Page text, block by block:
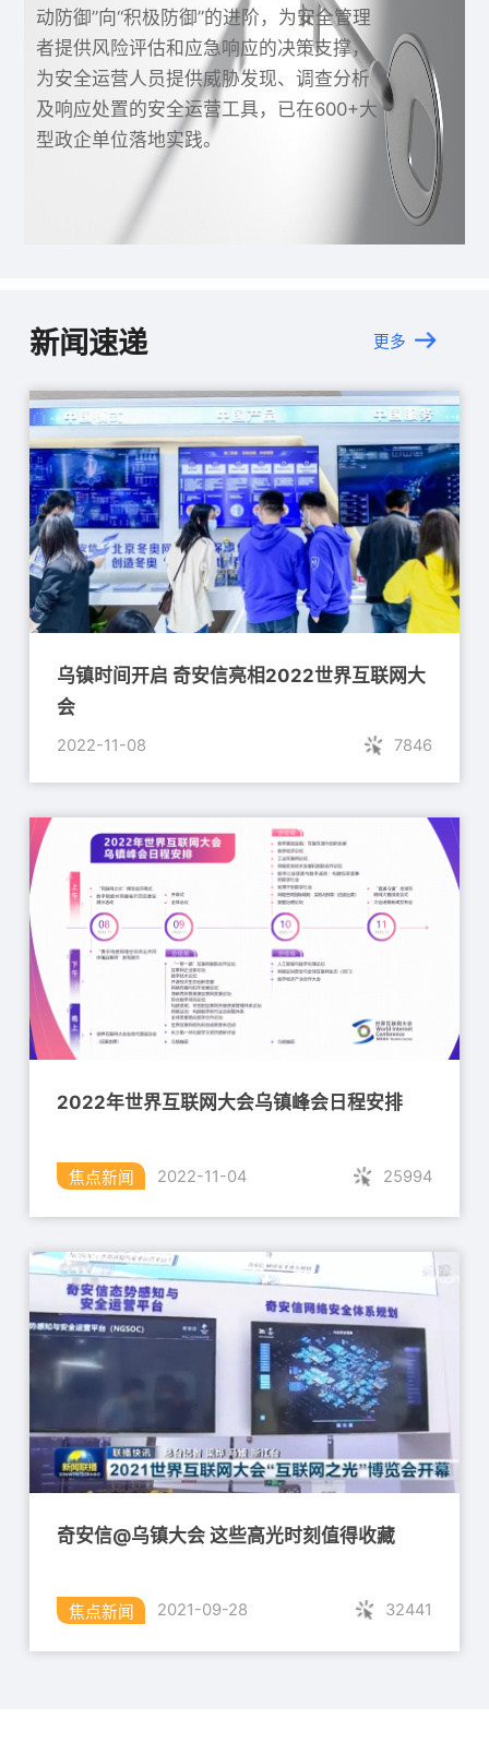
动防御”向“积极防御”的进阶，为安全管理
者提供风险评估和应急响应的决策支撑，
为安全运营人员提供威胁发现、调查分析
及响应处置的安全运营工具，已在600+大
型政企单位落地实践。
网络空间安全态势感知与协调指挥系统
新一代网络安全态势感知平台，以“能力三
要素，四中心一平台”为设计理念，助监管
部门打造网络安全宏观、中观、微观一体
化的网络空间安全综合治理体系。
工业安全态势感知与管理平台
奇安信网神工业安全态势感知与管理平台
以工业资产为核心，以工业安全事件主
线，持续监测工业安全风险，实现工业安
全设备集中管理、工业安全统一分析以及
工业态势感知等核心功能，帮助工业企业
保障工业生产连续性，在满足工业等保2 .
与应急响应提供决策支撑。
网站安全云防护系统（安域）
奇安信网神WEB应用安全云防护系统，为
客户网站提供SaaS化的安全防护服务。根
据网站的实际安全需求及客户网站当前现
DDoS防护能力、Web应用攻击防护能
一的配置管理综合到同一安全防护体系
中，为用户网站提供云WAF、云抗D、云
加速、DNS防护、全站镜像（重保只
新闻速递 更多
乌镇时间开启 奇安信亮相2022世界互联网大
会
2022-11-08 7846
2022年世界互联网大会乌镇峰会日程安排
焦点新闻 2022-11-04 25994
奇安信@乌镇大会 这些高光时刻值得收藏
焦点新闻 2021-09-28 32441